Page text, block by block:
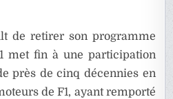
de retirer son programme
met fin à une participation
près de cinq décennies en
de F1, ayant remporté